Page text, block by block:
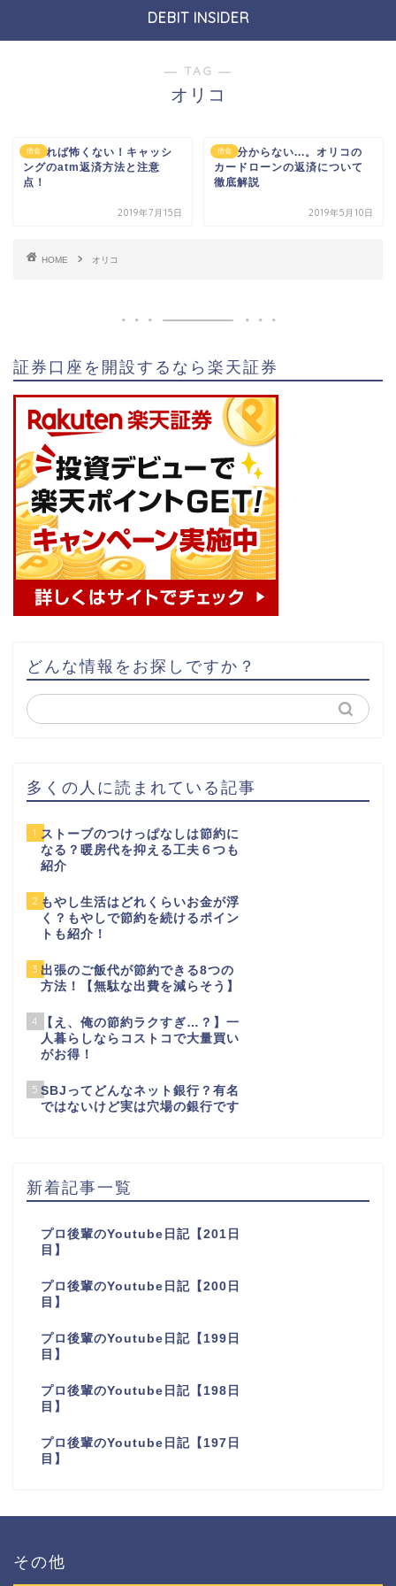
DEBIT INSIDER
― TAG ―
オリコ
借金
わかれば怖くない！キャッシ
ングのatm返済方法と注意
点！
2019年7月15日
借金
よく分からない...。オリコの
カードローンの返済について
徹底解説
2019年5月10日
HOME オリコ
証券口座を開設するなら楽天証券
どんな情報をお探しですか？
多くの人に読まれている記事
1 ストーブのつけっぱなしは節約に
なる？暖房代を抑える工夫６つも
紹介
2 もやし生活はどれくらいお金が浮
く？もやしで節約を続けるポイン
トも紹介！
3 出張のご飯代が節約できる8つの
方法！【無駄な出費を減らそう】
4
【え、俺の節約ラクすぎ…？】一
人暮らしならコストコで大量買い
がお得！
5 SBJってどんなネット銀行？有名
ではないけど実は穴場の銀行です
新着記事一覧
プロ後輩のYoutube日記【201日
目】
プロ後輩のYoutube日記【200日
目】
プロ後輩のYoutube日記【199日
目】
プロ後輩のYoutube日記【198日
目】
プロ後輩のYoutube日記【197日
目】
その他